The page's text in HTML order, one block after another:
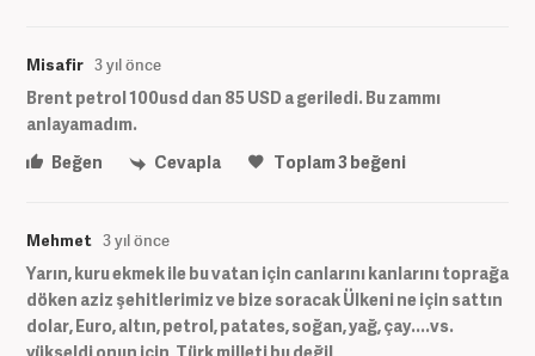
Misafir 3 yıl önce
Brent petrol 100usd dan 85 USD a geriledi. Bu zammı
anlayamadım.
Beğen
Cevapla Toplam3beğeni
Mehmet 3 yıl önce
Yarın, kuru ekmek ile bu vatan için canlarını kanlarını toprağa
döken aziz şehitlerimiz ve bize soracak Ülkeni ne için sattın
dolar, Euro, altın, petrol, patates, soğan, yağ, çay....vs.
yükseldi onun için, Türk milleti bu değil